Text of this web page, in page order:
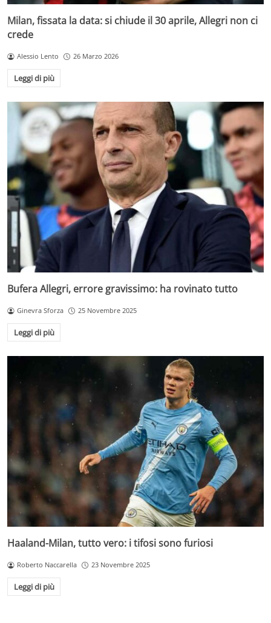
Milan, fissata la data: si chiude il 30 aprile, Allegri non ci
crede
Alessio Lento 26 Marzo 2026
Leggi di più
Bufera Allegri, errore gravissimo: ha rovinato tutto
Ginevra Sforza 25 Novembre 2025
Leggi di più
Haaland-Milan, tutto vero: i tifosi sono furiosi
Roberto Naccarella 23 Novembre 2025
Leggi di più